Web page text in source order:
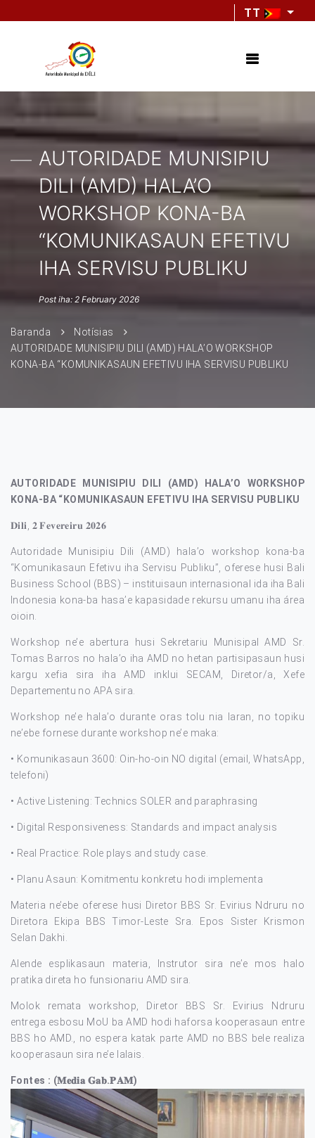
TT
AUTORIDADE MUNISIPIU
DILI (AMD) HALA’O
WORKSHOP KONA-BA
“KOMUNIKASAUN EFETIVU
IHA SERVISU PUBLIKU
Post iha: 2 February 2026
Baranda
Notísias
AUTORIDADE MUNISIPIU DILI (AMD) HALA’O WORKSHOP
KONA-BA “KOMUNIKASAUN EFETIVU IHA SERVISU PUBLIKU
AUTORIDADE MUNISIPIU DILI (AMD) HALA’O WORKSHOP
KONA-BA “KOMUNIKASAUN EFETIVU IHA SERVISU PUBLIKU
𝐃𝐢𝐥𝐢, 𝟐 𝐅𝐞𝐯𝐞𝐫𝐞𝐢𝐫𝐮 𝟐𝟎𝟐𝟔
Autoridade Munisipiu Dili (AMD) hala’o workshop kona-ba
“Komunikasaun Efetivu iha Servisu Publiku”, oferese husi Bali
Business School (BBS) – instituisaun internasional ida iha Bali
Indonesia kona-ba hasa’e kapasidade rekursu umanu iha área
oioin.
Workshop ne’e abertura husi Sekretariu Munisipal AMD Sr.
Tomas Barros no hala’o iha AMD no hetan partisipasaun husi
kargu xefia sira iha AMD inklui SECAM, Diretor/a, Xefe
Departementu no APA sira.
Workshop ne’e hala’o durante oras tolu nia laran, no topiku
ne’ebe fornese durante workshop ne’e maka:
• Komunikasaun 3600: Oin-ho-oin NO digital (email, WhatsApp,
telefoni)
• Active Listening: Technics SOLER and paraphrasing
• Digital Responsiveness: Standards and impact analysis
• Real Practice: Role plays and study case.
• Planu Asaun: Komitmentu konkretu hodi implementa
Materia ne’ebe oferese husi Diretor BBS Sr. Evirius Ndruru no
Diretora Ekipa BBS Timor-Leste Sra. Epos Sister Krismon
Selan Dakhi.
Alende esplikasaun materia, Instrutor sira ne’e mos halo
pratika direta ho funsionariu AMD sira.
Molok remata workshop, Diretor BBS Sr. Evirius Ndruru
entrega esbosu MoU ba AMD hodi haforsa kooperasaun entre
BBS ho AMD., no espera katak parte AMD no BBS bele realiza
kooperasaun sira ne’e lalais.
Fontes : (𝐌𝐞𝐝𝐢𝐚 𝐆𝐚𝐛.𝐏𝐀𝐌)